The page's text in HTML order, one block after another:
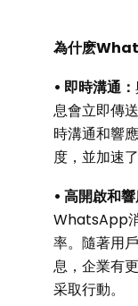
為什麽
• 即時溝通：
息會立即傳
時溝通和響
度，並加速
• 高開啟和響
WhatsApp
率。隨著用
息，企業有
采取行動。